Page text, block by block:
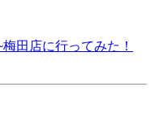
田店に行ってみた！